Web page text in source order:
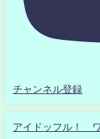
チャンネル登録
アイドッフル！